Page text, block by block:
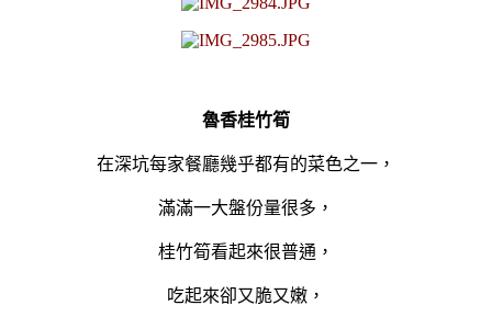
魯香桂竹筍
在深坑每家餐廳幾乎都有的菜色之一，
滿滿一大盤份量很多，
桂竹筍看起來很普通，
吃起來卻又脆又嫩，